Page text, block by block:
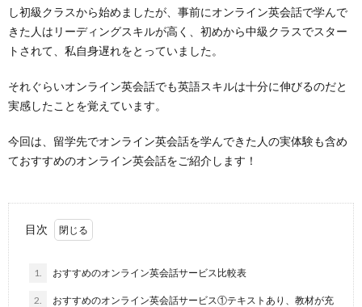
し初級クラスから始めましたが、事前にオンライン英会話で学んで
きた人はリーディングスキルが高く、初めから中級クラスでスター
トされて、私自身遅れをとっていました。
それぐらいオンライン英会話でも英語スキルは十分に伸びるのだと
実感したことを覚えています。
今回は、留学先でオンライン英会話を学んできた人の実体験も含め
ておすすめのオンライン英会話をご紹介します！
目次
1. おすすめのオンライン英会話サービス比較表
2.
おすすめのオンライン英会話サービス①テキストあり、教材が充